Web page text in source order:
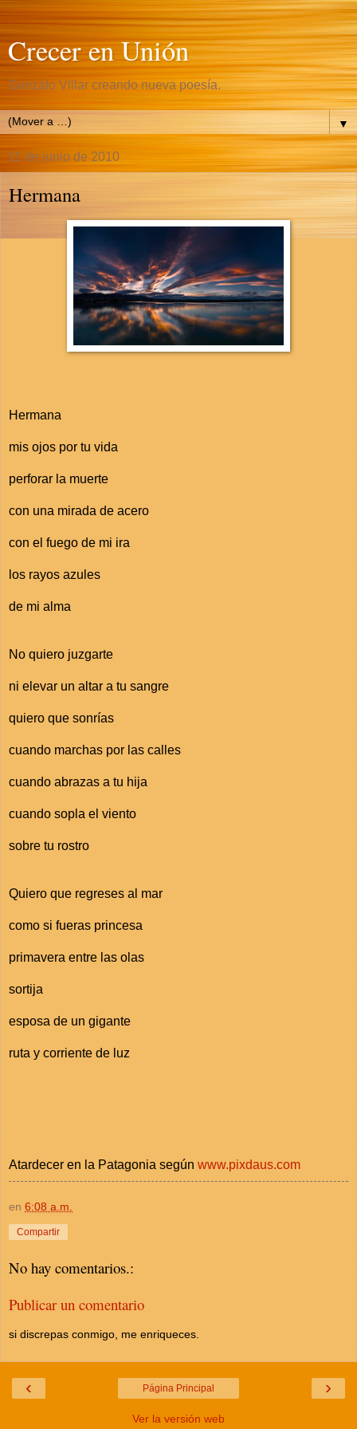
Crecer en Unión
Gonzalo Villar creando nueva poesía.
▼
11 de junio de 2010
Hermana
Hermana
mis ojos por tu vida
perforar la muerte
con una mirada de acero
con el fuego de mi ira
los rayos azules
de mi alma
No quiero juzgarte
ni elevar un altar a tu sangre
quiero que sonrías
cuando marchas por las calles
cuando abrazas a tu hija
cuando sopla el viento
sobre tu rostro
Quiero que regreses al mar
como si fueras princesa
primavera entre las olas
sortija
esposa de un gigante
ruta y corriente de luz
Atardecer en la Patagonia según www.pixdaus.com
en 6:08 a.m.
Compartir
No hay comentarios.:
Publicar un comentario
si discrepas conmigo, me enriqueces.
‹ ›
Página Principal
Ver la versión web